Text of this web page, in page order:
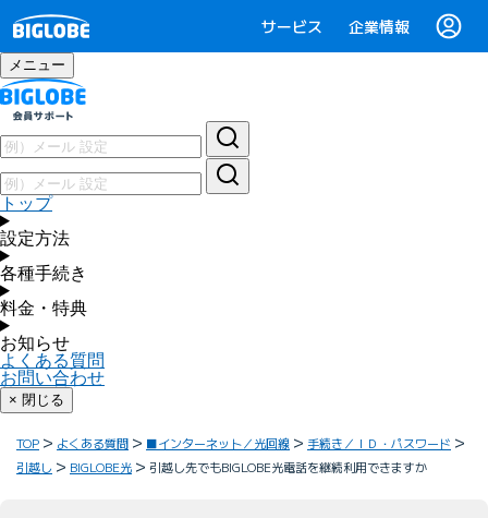
サービス 企業情報
メニュー
トップ
設定方法
各種手続き
料金・特典
お知らせ
よくある質問
お問い合わせ
× 閉じる
TOP よくある質問 ■インターネット／光回線
手続き／ＩＤ・パスワード
引越し
BIGLOBE光 引越し先でもBIGLOBE光電話を継続利用できますか